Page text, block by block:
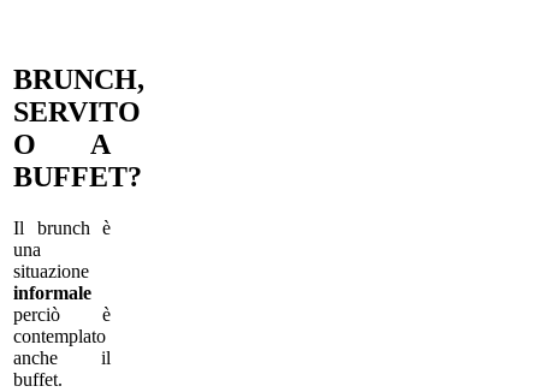
BRUNCH,
SERVITO
O A
BUFFET?
Il brunch è
una
situazione
informale
perciò è
contemplato
anche il
buffet.